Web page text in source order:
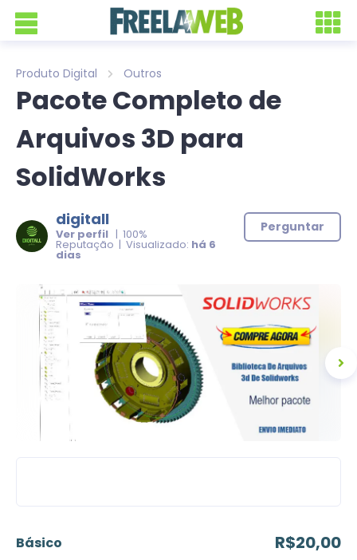
Produto Digital Outros
Pacote Completo de
Arquivos 3D para
SolidWorks
digitall
Ver perfil | 100%
Reputação | Visualizado: há 6
dias
Perguntar
básico R$20,00